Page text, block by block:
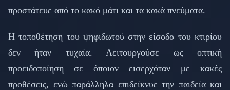
προστάτευε από το κακό μάτι και τα κακά πνεύματα.
Η τοποθέτηση του ψηφιδωτού στην είσοδο του κτιρίου
δεν ήταν τυχαία. Λειτουργούσε ως οπτική
προειδοποίηση σε όποιον εισερχόταν με κακές
προθέσεις, ενώ παράλληλα επιδείκνυε την παιδεία και